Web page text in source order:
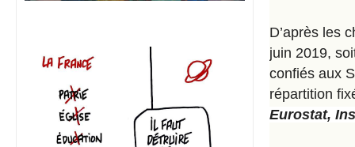
D’après les
juin 2019,
confiés aux
répartition
Eurostat,